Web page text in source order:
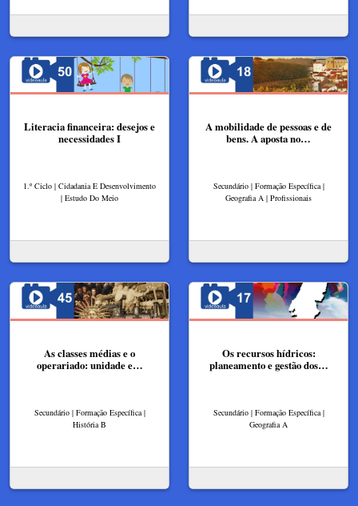
Literacia financeira: desejos e
necessidades I
1.º Ciclo | Cidadania E Desenvolvimento
| Estudo Do Meio
A mobilidade de pessoas e de
bens. A aposta no…
Secundário | Formação Específica |
Geografia A | Profissionais
As classes médias e o
operariado: unidade e…
Secundário | Formação Específica |
História B
Os recursos hídricos:
planeamento e gestão dos…
Secundário | Formação Específica |
Geografia A